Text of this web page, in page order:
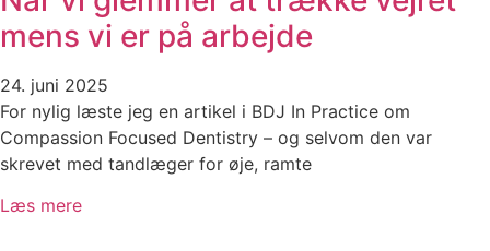
mens vi er på arbejde
24. juni 2025
For nylig læste jeg en artikel i BDJ In Practice om
Compassion Focused Dentistry – og selvom den var
skrevet med tandlæger for øje, ramte
Læs mere